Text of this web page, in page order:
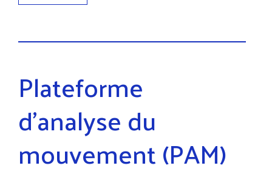
Plateforme
d’analyse du
mouvement (PAM)